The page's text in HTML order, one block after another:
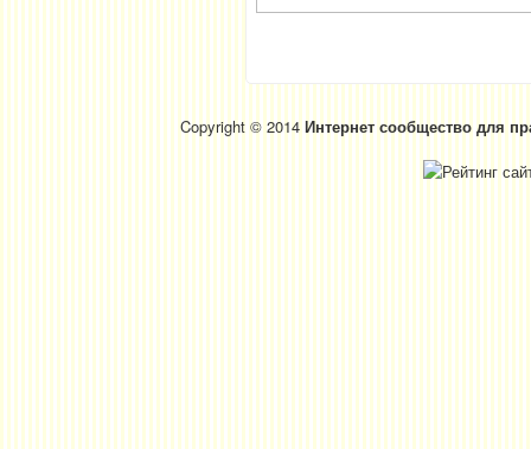
Copyright © 2014 Интернет сообщество для